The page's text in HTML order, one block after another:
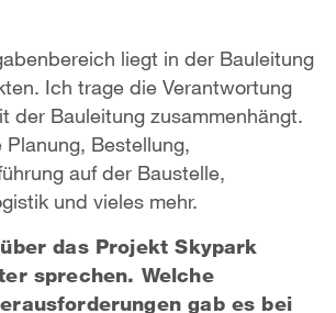
liegt in der Bauleitung
Ich trage die Verantwortung
der Bauleitung zusammenhängt.
Bestellung,
auf der Baustelle,
und vieles mehr.
das Projekt Skypark
sprechen. Welche
gab es bei